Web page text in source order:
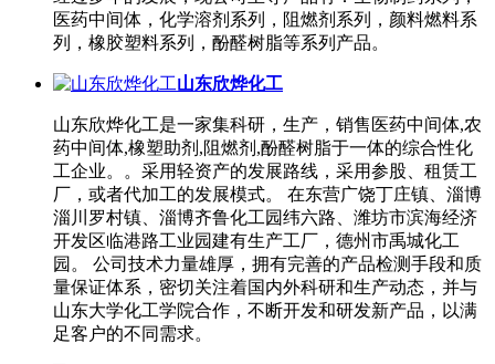
医药中间体，化学溶剂系列，阻燃剂系列，颜料燃料系
列，橡胶塑料系列，酚醛树脂等系列产品。
山东欣烨化工
山东欣烨化工是一家集科研，生产，销售医药中间体,农
药中间体,橡塑助剂,阻燃剂,酚醛树脂于一体的综合性化
工企业。。采用轻资产的发展路线，采用参股、租赁工
厂，或者代加工的发展模式。 在东营广饶丁庄镇、淄博
淄川罗村镇、淄博齐鲁化工园纬六路、潍坊市滨海经济
开发区临港路工业园建有生产工厂，德州市禹城化工
园。 公司技术力量雄厚，拥有完善的产品检测手段和质
量保证体系，密切关注着国内外科研和生产动态，并与
山东大学化工学院合作，不断开发和研发新产品，以满
足客户的不同需求。